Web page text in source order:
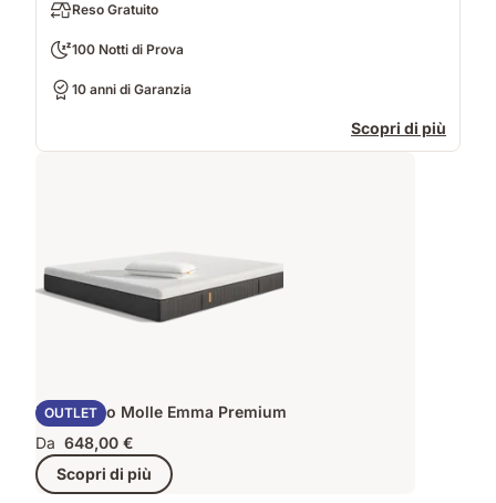
Reso Gratuito
100 Notti di Prova
10 anni di Garanzia
Scopri di più
OUTLET
Materasso Molle Emma Premium
Da 648,00 €
Scopri di più